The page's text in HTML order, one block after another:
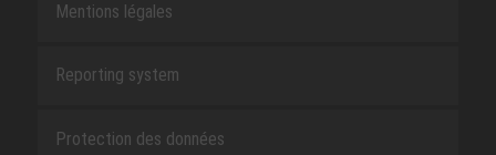
Mentions légales
Reporting system
Protection des données